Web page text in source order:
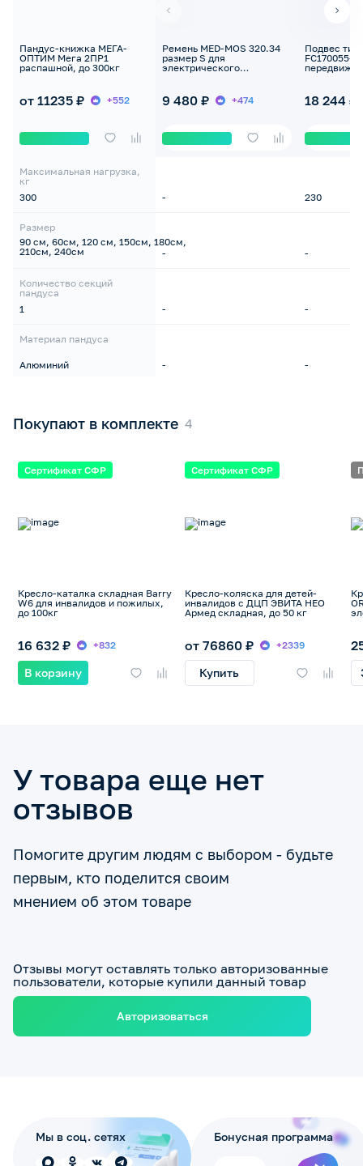
Пандус-книжка МЕГА-
ОПТИМ Мега 2ПР1
распашной, до 300кг
от 11235 ₽ +552
Максимальная нагрузка,
кг
300
Размер
90 см, 60см, 120 см, 150см, 180см,
210см, 240см
Количество секций
пандуса
1
Материал пандуса
Алюминий
Ремень MED-MOS 320.34
размер S для
электрического
9 480 ₽ +474
-
-
-
-
Подвес
FC170055-
18 244 ₽
230
-
-
-
Покупают в комплекте
Сертификат СФР
Кресло-каталка складная Barry
W6 для инвалидов и пожилых,
до 100кг
16 632 ₽ +832
В корзину
Сертификат СФР
Кресло-коляска для детей-
инвалидов с ДЦП ЭВИТА НЕО
Армед складная, до 50 кг
от 76860 ₽ +2339
Купить
У товара еще нет
отзывов
Помогите другим людям с выбором - будьте
первым, кто поделится своим
мнением об этом товаре
Отзывы могут оставлять только авторизованные
пользователи, которые купили данный товар
Авторизоваться
Мы в соц. сетях Бонусная программа